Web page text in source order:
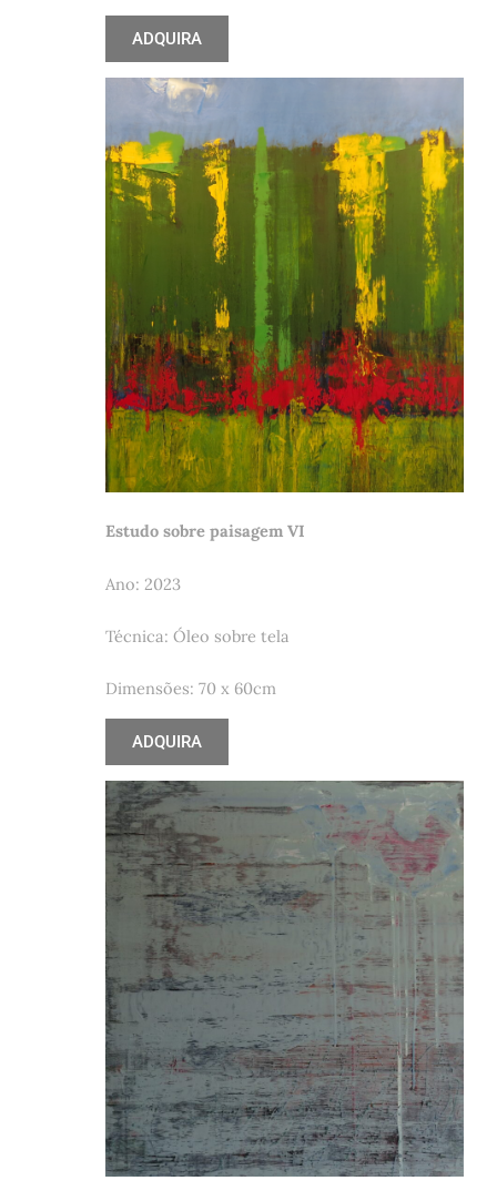
ADQUIRA
Estudo sobre paisagem VI
Ano: 2023
Técnica: Óleo sobre tela
Dimensões: 70 x 60cm
ADQUIRA